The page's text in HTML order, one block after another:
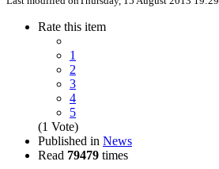
Rate this item
1
2
3
4
5
(1 Vote)
Published in News
Read 79479 times